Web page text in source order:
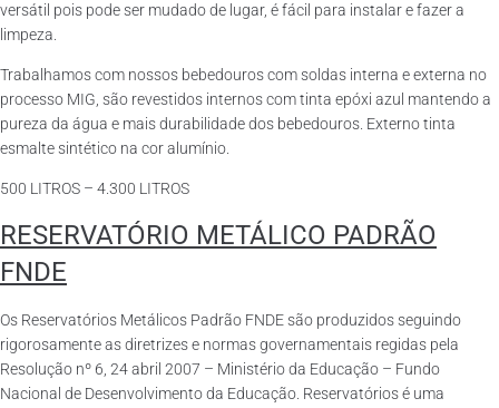
versátil pois pode ser mudado de lugar, é fácil para instalar e fazer a
limpeza.
Trabalhamos com nossos bebedouros com soldas interna e externa no
processo MIG, são revestidos internos com tinta epóxi azul mantendo a
pureza da água e mais durabilidade dos bebedouros. Externo tinta
esmalte sintético na cor alumínio.
500 LITROS – 4.300 LITROS
RESERVATÓRIO METÁLICO PADRÃO
FNDE
Os Reservatórios Metálicos Padrão FNDE são produzidos seguindo
rigorosamente as diretrizes e normas governamentais regidas pela
Resolução nº 6, 24 abril 2007 – Ministério da Educação – Fundo
Nacional de Desenvolvimento da Educação. Reservatórios é uma